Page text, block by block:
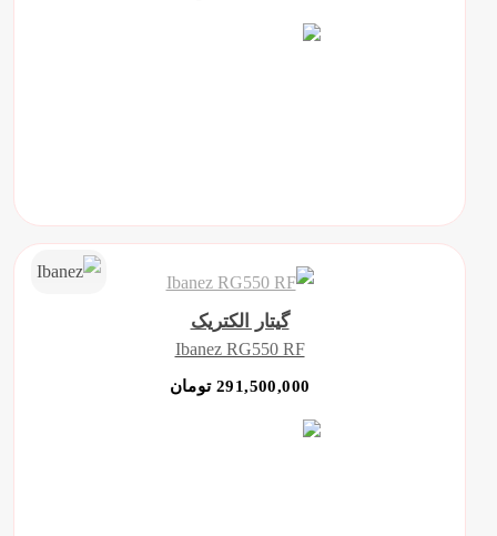
گیتار الکتریک
Ibanez RG550 RF
291,500,000 تومان